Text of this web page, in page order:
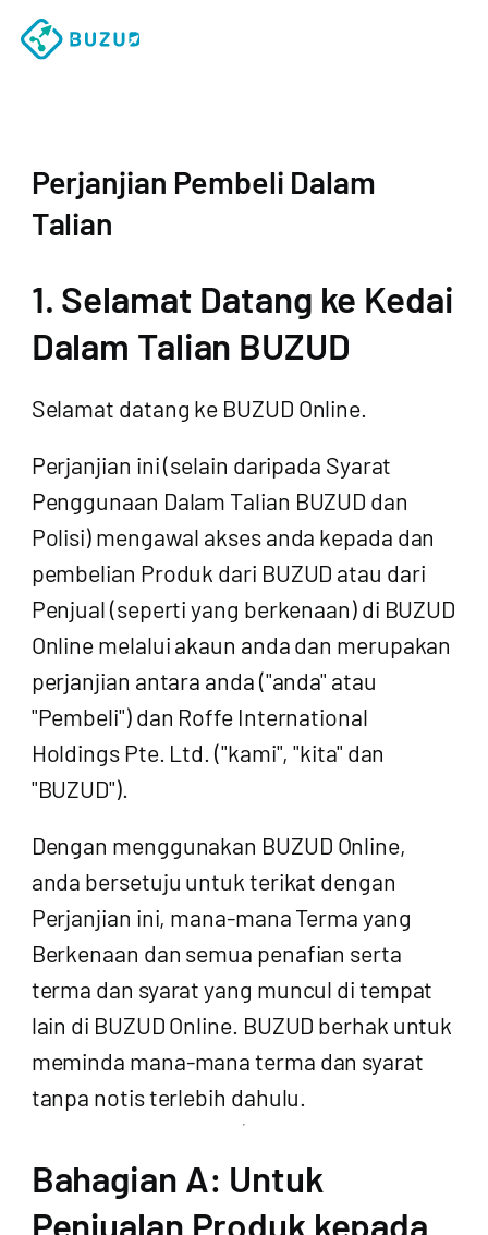
Perjanjian Pembeli Dalam
Talian
1. Selamat Datang ke Kedai
Dalam Talian BUZUD
Selamat datang ke BUZUD Online.
Perjanjian ini (selain daripada Syarat
Penggunaan Dalam Talian BUZUD dan
Polisi) mengawal akses anda kepada dan
pembelian Produk dari BUZUD atau dari
Penjual (seperti yang berkenaan) di BUZUD
Online melalui akaun anda dan merupakan
perjanjian antara anda ("anda" atau
"Pembeli") dan Roffe International
Holdings Pte. Ltd. ("kami", "kita" dan
"BUZUD").
Dengan menggunakan BUZUD Online,
anda bersetuju untuk terikat dengan
Perjanjian ini, mana-mana Terma yang
Berkenaan dan semua penafian serta
terma dan syarat yang muncul di tempat
lain di BUZUD Online. BUZUD berhak untuk
meminda mana-mana terma dan syarat
tanpa notis terlebih dahulu.
Bahagian A: Untuk
Penjualan Produk kepada